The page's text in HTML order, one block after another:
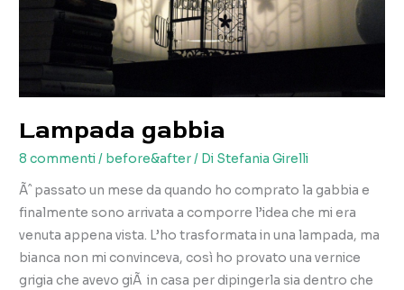
Lampada gabbia
8 commenti/ before&after/ Di Stefania Girelli
Ãˆ passato un mese da quando ho comprato la gabbia e
finalmente sono arrivata a comporre l’idea che mi era
venuta appena vista. L’ho trasformata in una lampada, ma
bianca non mi convinceva, così ho provato una vernice
grigia che avevo giÃ in casa per dipingerla sia dentro che